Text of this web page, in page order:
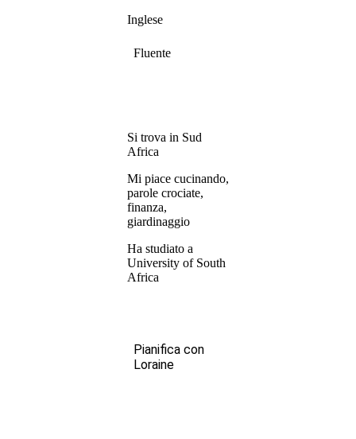
Inglese
Fluente
Si trova in Sud
Africa
Mi piace cucinando,
parole crociate,
finanza,
giardinaggio
Ha studiato a
University of South
Africa
Pianifica con
Loraine